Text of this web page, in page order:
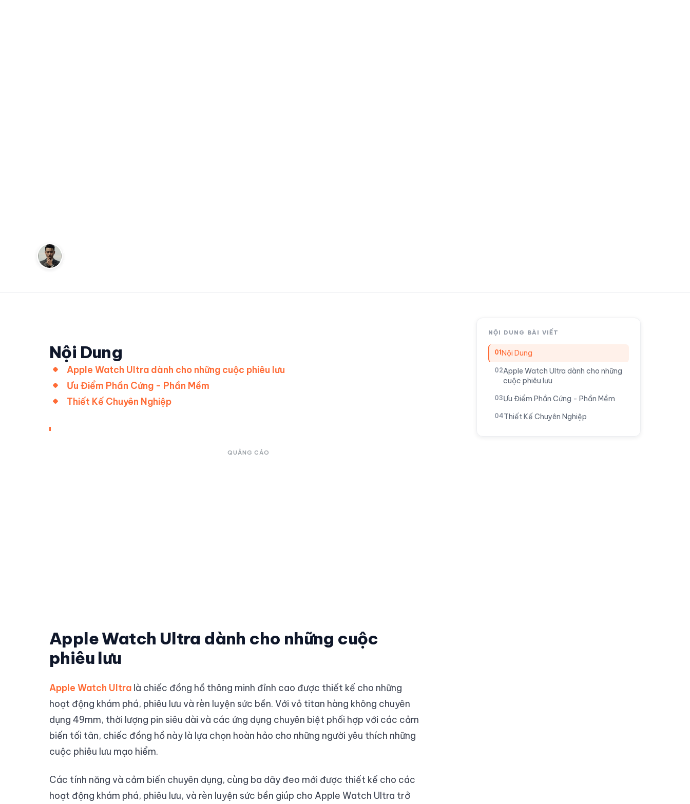
Nội Dung
Apple Watch Ultra dành cho những cuộc phiêu lưu
Ưu Điểm Phần Cứng - Phần Mềm
Thiết Kế Chuyên Nghiệp
QUẢNG CÁO
Apple Watch Ultra dành cho những cuộc
phiêu lưu
Apple Watch Ultra là chiếc đồng hồ thông minh đỉnh cao được thiết kế cho những
hoạt động khám phá, phiêu lưu và rèn luyện sức bền. Với vỏ titan hàng không chuyên
dụng 49mm, thời lượng pin siêu dài và các ứng dụng chuyên biệt phối hợp với các cảm
biến tối tân, chiếc đồng hồ này là lựa chọn hoàn hảo cho những người yêu thích những
cuộc phiêu lưu mạo hiểm.
Các tính năng và cảm biến chuyên dụng, cùng ba dây đeo mới được thiết kế cho các
hoạt động khám phá, phiêu lưu, và rèn luyện sức bền giúp cho Apple Watch Ultra trở
NỘI DUNG BÀI VIẾT
Nội Dung
Apple Watch Ultra dành cho những
cuộc phiêu lưu
Ưu Điểm Phần Cứng - Phần Mềm
Thiết Kế Chuyên Nghiệp